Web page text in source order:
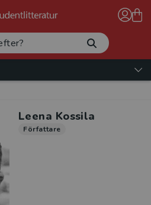
Leena Kossila
Författare